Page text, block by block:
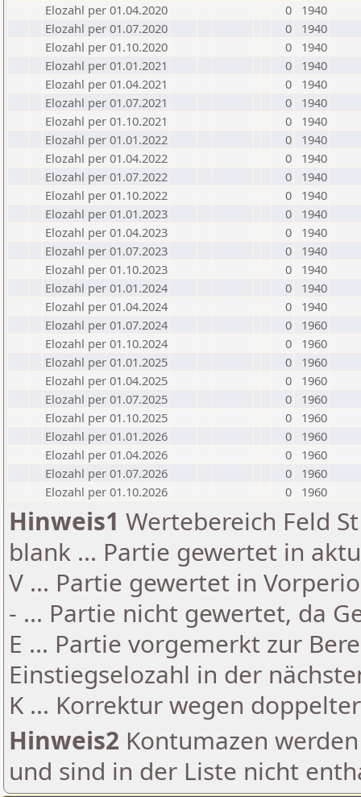
Elozahl per 01.04.2020
0
1940
Elozahl per 01.07.2020
0
1940
Elozahl per 01.10.2020
0
1940
Elozahl per 01.01.2021
0
1940
Elozahl per 01.04.2021
0
1940
Elozahl per 01.07.2021
0
1940
Elozahl per 01.10.2021
0
1940
Elozahl per 01.01.2022
0
1940
Elozahl per 01.04.2022
0
1940
Elozahl per 01.07.2022
0
1940
Elozahl per 01.10.2022
0
1940
Elozahl per 01.01.2023
0
1940
Elozahl per 01.04.2023
0
1940
Elozahl per 01.07.2023
0
1940
Elozahl per 01.10.2023
0
1940
Elozahl per 01.01.2024
0
1940
Elozahl per 01.04.2024
0
1940
Elozahl per 01.07.2024
0
1960
Elozahl per 01.10.2024
0
1960
Elozahl per 01.01.2025
0
1960
Elozahl per 01.04.2025
0
1960
Elozahl per 01.07.2025
0
1960
Elozahl per 01.10.2025
0
1960
Elozahl per 01.01.2026
0
1960
Elozahl per 01.04.2026
0
1960
Elozahl per 01.07.2026
0
1960
Elozahl per 01.10.2026
0 1960
Hinweis1 Wertebereich Feld
blank ... Partie gewertet in
V ... Partie gewertet in
- ... Partie nicht gewertet, da
E ... Partie vorgemerkt zur
Einstiegselozahl in der
K ... Korrektur wegen
Hinweis2 Kontumazen
und sind in der Liste nicht